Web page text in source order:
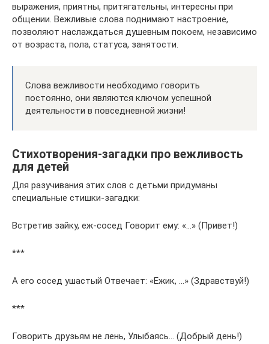
выражения, приятны, притягательны, интересны при
общении. Вежливые слова поднимают настроение,
позволяют наслаждаться душевным покоем, независимо
от возраста, пола, статуса, занятости.
Слова вежливости необходимо говорить
постоянно, они являются ключом успешной
деятельности в повседневной жизни!
Стихотворения-загадки про вежливость
для детей
Для разучивания этих слов с детьми придуманы
специальные стишки-загадки:
Встретив зайку, еж-сосед Говорит ему: «…» (Привет!)
***
А его сосед ушастый Отвечает: «Ежик, …» (Здравствуй!)
***
Говорить друзьям не лень, Улыбаясь… (Добрый день!)